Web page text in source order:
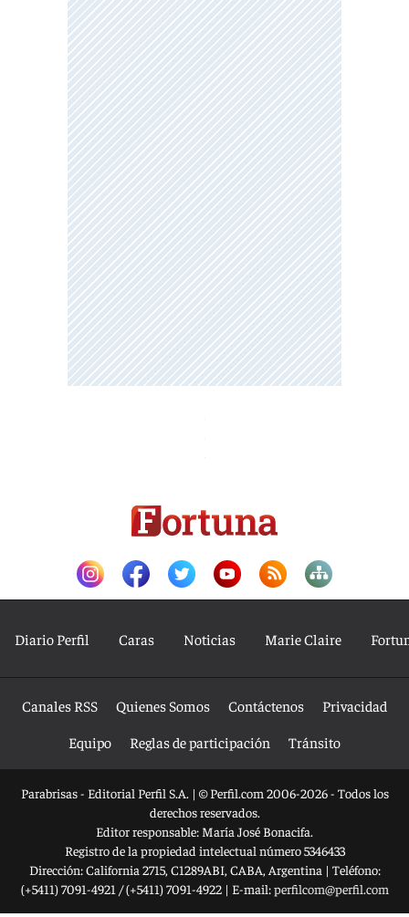
Diario Perfil Caras Noticias Marie Claire
Canales RSS Quienes Somos Contáctenos
Privacidad
Equipo
Reglas de participación Tránsito
Parabrisas - Editorial Perfil S.A. | © Perfil.com 2006-2026 - Todos los
derechos reservados.
Editor responsable: María José Bonacifa.
Registro de la propiedad intelectual número 5346433
Dirección:California 2715, C1289ABI, CABA, Argentina | Teléfono:
(+5411) 7091-4921 /(+5411) 7091-4922| E-mail:perfilcom@perfil.com